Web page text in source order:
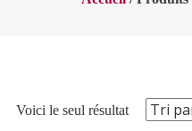
Voici le seul résultat